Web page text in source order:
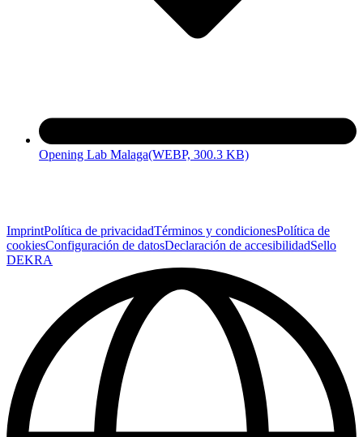
Opening Lab Malaga(WEBP, 300.3 KB)
ImprintPolítica de privacidadTérminos y condicionesPolítica de
cookiesConfiguración de datosDeclaración de accesibilidadSello
DEKRA